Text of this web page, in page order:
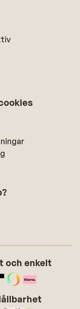
och enkelt